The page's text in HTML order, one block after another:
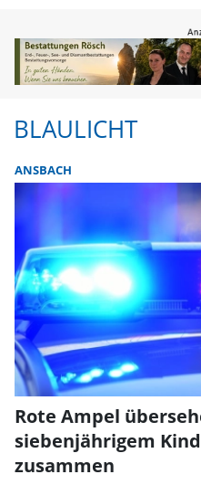
BLAULICHT
ANSBACH
Rote Ampel
siebenjährigem
zusammen